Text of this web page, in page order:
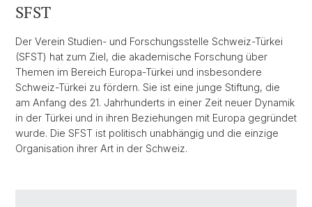
SFST
Der Verein Studien- und Forschungsstelle Schweiz-Türkei
(SFST) hat zum Ziel, die akademische Forschung über
Themen im Bereich Europa-Türkei und insbesondere
Schweiz-Türkei zu fördern. Sie ist eine junge Stiftung, die
am Anfang des 21. Jahrhunderts in einer Zeit neuer Dynamik
in der Türkei und in ihren Beziehungen mit Europa gegründet
wurde. Die SFST ist politisch unabhängig und die einzige
Organisation ihrer Art in der Schweiz.